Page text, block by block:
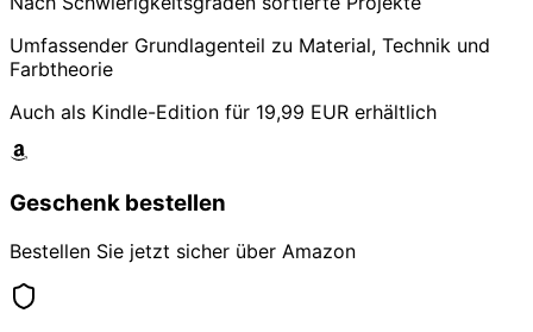
Umfassender Grundlagenteil zu Material, Technik und
Farbtheorie
Auch als Kindle-Edition für 19,99 EUR erhältlich
Geschenk bestellen
Bestellen Sie jetzt sicher über Amazon